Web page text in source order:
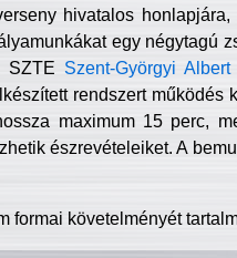
hivatalos
egy négytagú
SZTE Szent-Györgyi
rendszert
maximum 15 perc,
észrevételeiket. A
formai követelményét